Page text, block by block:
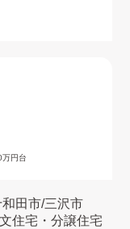
万円台
田市/三沢市
住宅・分譲住宅